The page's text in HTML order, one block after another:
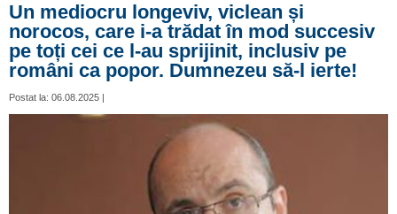
Un mediocru longeviv, viclean și
norocos, care i-a trădat în mod succesiv
pe toți cei ce l-au sprijinit, inclusiv pe
români ca popor. Dumnezeu să-l ierte!
Postat la: 06.08.2025 |